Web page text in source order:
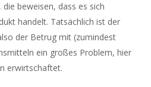
beweisen, dass es sich
handelt. Tatsächlich ist der
der Betrug mit (zumindest
ein großes Problem, hier
erwirtschaftet.